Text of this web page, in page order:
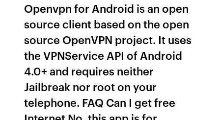
Openvpn for Android is an open
source client based on the open
source OpenVPN project. It uses
the VPNService API of Android
4.0+ and requires neither
Jailbreak nor root on your
telephone. FAQ Can I get free